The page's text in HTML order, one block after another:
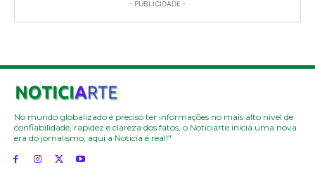
- PUBLICIDADE -
No mundo globalizado é preciso ter informações no mais alto nível de
confiabilidade, rapidez e clareza dos fatos, o Noticiarte inicia uma nova
era do jornalismo, aqui a Noticia é real!"